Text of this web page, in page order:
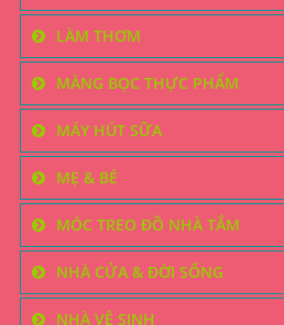
LÀM THƠM
MÀNG BỌC THỰC PHẨM
MÁY HÚT SỮA
MẸ & BÉ
MÓC TREO ĐỒ NHÀ TẮM
NHÀ CỬA & ĐỜI SỐNG
NHÀ VỆ SINH